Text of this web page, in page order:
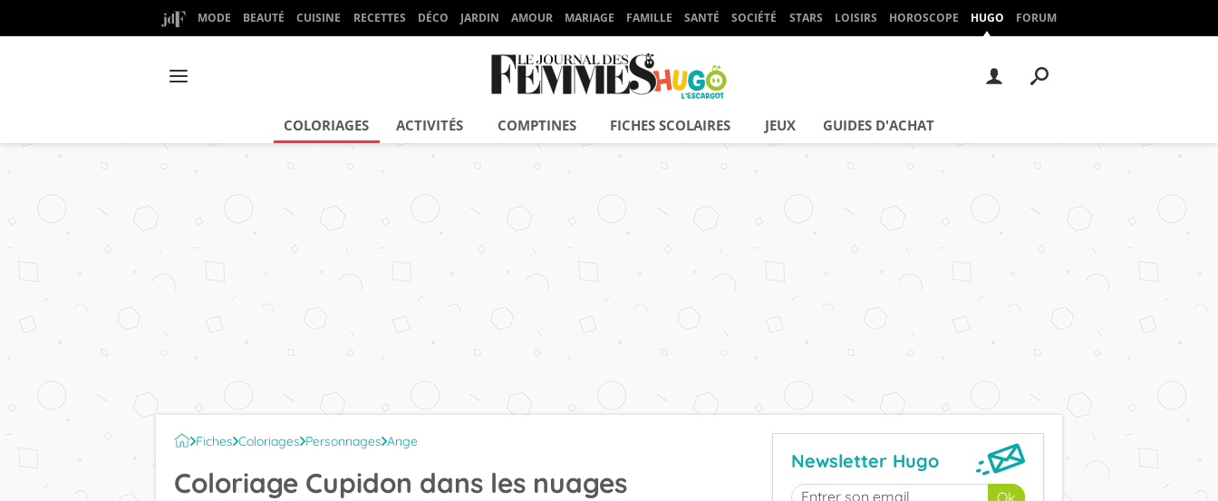
MODE BEAUTÉ CUISINE RECETTES DÉCO JARDIN AMOUR MARIAGE FAMILLE SANTÉ SOCIÉTÉ STARS LOISIRS HOROSCOPE HUGO FORUM
COLORIAGES ACTIVITÉS COMPTINES FICHES SCOLAIRES JEUX GUIDES D'ACHAT
Fiches Coloriages Personnages Ange
Coloriage Cupidon dans les nuages
Newsletter Hugo